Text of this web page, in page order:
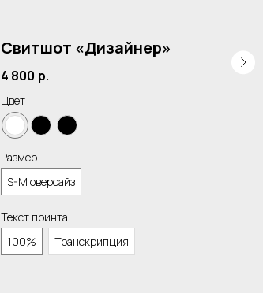
Свитшот «Дизайнер»
4 800 р.
Цвет
Размер
S-M оверсайз
Текст принта
100%
Транскрипция